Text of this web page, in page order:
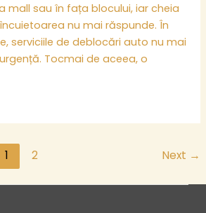
mall sau în fața blocului, iar cheia
nu mai răspunde. În
serviciile de deblocări auto nu mai
Tocmai de aceea, o
1 2 Next →